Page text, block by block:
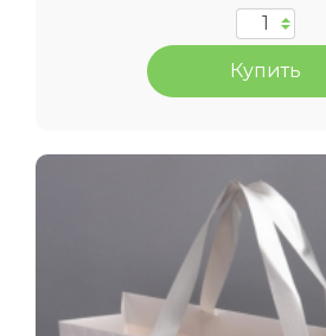
Купить